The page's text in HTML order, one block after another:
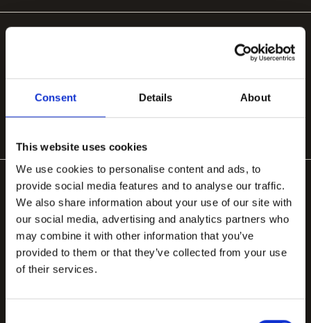
Consent Details About
This website uses cookies
We use cookies to personalise content and ads, to
provide social media features and to analyse our traffic.
We also share information about your use of our site with
our social media, advertising and analytics partners who
may combine it with other information that you’ve
provided to them or that they’ve collected from your use
of their services.
Store tæpper 200×300
Organiske tæpperTæpper til stuenTæppe under spisebord
Håndlavede tæpper designet i København, fremstillet
med stolthed i Bhadohi.